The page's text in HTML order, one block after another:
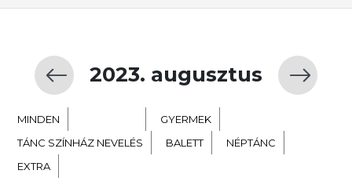
2023. augusztus
MINDEN
GYERMEK
TÁNC SZÍNHÁZ NEVELÉS
BALETT
NÉPTÁNC
EXTRA